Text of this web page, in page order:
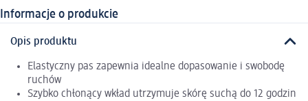
Informacje o produkcie
Opis produktu
Elastyczny pas zapewnia idealne dopasowanie i swobodę
ruchów
Szybko chłonący wkład utrzymuje skórę suchą do 12 godzin